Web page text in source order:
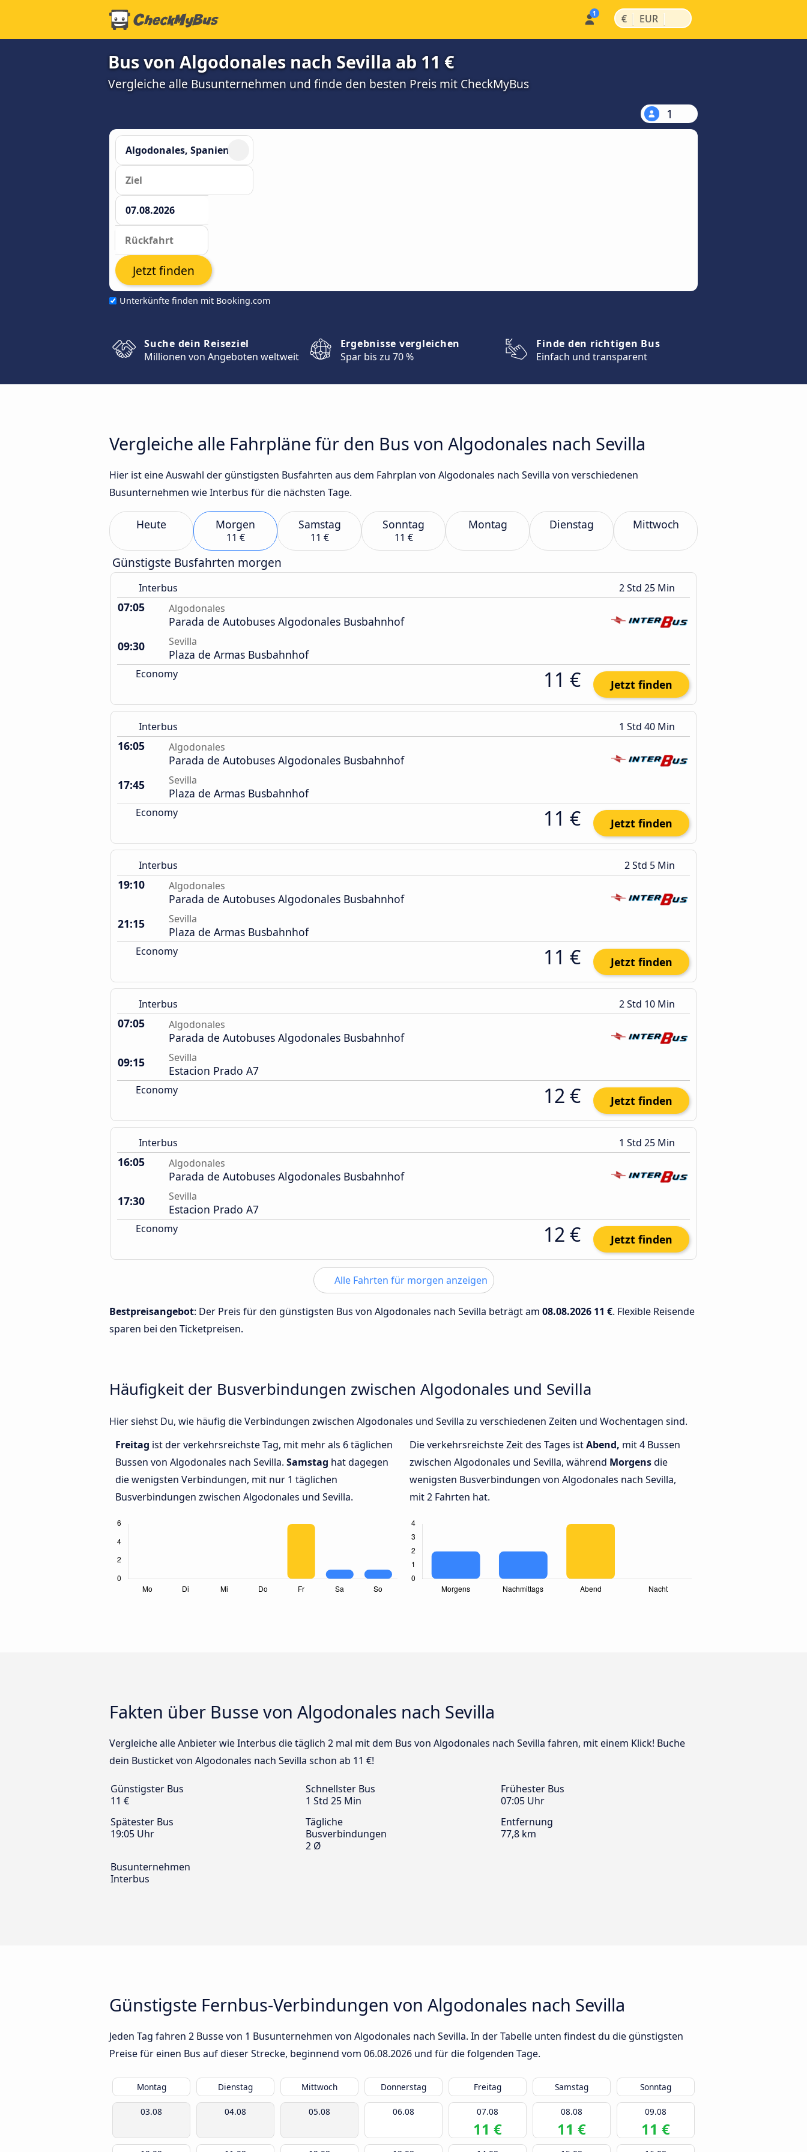
€ | EUR |
Bus von Algodonales nach Sevilla ab 11 €
Vergleiche alle Busunternehmen und finde den besten Preis mit CheckMyBus
1
Unterkünfte finden mit Booking.com
Jetzt finden
Suche dein Reiseziel
Millionen von Angeboten weltweit
Ergebnisse vergleichen
Spar bis zu 70 %
Finde den richtigen Bus
Einfach und transparent
Vergleiche alle Fahrpläne für den Bus von Algodonales nach Sevilla
Hier ist eine Auswahl der günstigsten Busfahrten aus dem Fahrplan von Algodonales nach Sevilla von verschiedenen
Busunternehmen wie Interbus für die nächsten Tage.
Heute Morgen
11 €
Samstag
11 €
Sonntag
11 €
Montag Dienstag Mittwoch
Günstigste Busfahrten morgen
Interbus 2 Std 25 Min
07:05 Algodonales
Parada de Autobuses Algodonales Busbahnhof
09:30
Sevilla
Plaza de Armas Busbahnhof
Economy 11 € Jetzt finden
Interbus 1 Std 40 Min
16:05 Algodonales
Parada de Autobuses Algodonales Busbahnhof
17:45
Sevilla
Plaza de Armas Busbahnhof
Economy 11 € Jetzt finden
Interbus 2 Std 5 Min
19:10 Algodonales
Parada de Autobuses Algodonales Busbahnhof
21:15
Sevilla
Plaza de Armas Busbahnhof
Economy 11 € Jetzt finden
Interbus 2 Std 10 Min
07:05 Algodonales
Parada de Autobuses Algodonales Busbahnhof
09:15
Sevilla
Estacion Prado A7
Economy 12 € Jetzt finden
Interbus 1 Std 25 Min
16:05 Algodonales
Parada de Autobuses Algodonales Busbahnhof
17:30
Sevilla
Estacion Prado A7
Economy 12 € Jetzt finden
Alle Fahrten für morgen anzeigen
Bestpreisangebot: Der Preis für den günstigsten Bus von Algodonales nach Sevilla beträgt am 08.08.2026 11 €. Flexible Reisende
sparen bei den Ticketpreisen.
Häufigkeit der Busverbindungen zwischen Algodonales und Sevilla
Hier siehst Du, wie häufig die Verbindungen zwischen Algodonales und Sevilla zu verschiedenen Zeiten und Wochentagen sind.
Freitag ist der verkehrsreichste Tag, mit mehr als 6 täglichen
Bussen von Algodonales nach Sevilla. Samstag hat dagegen
die wenigsten Verbindungen, mit nur 1 täglichen
Busverbindungen zwischen Algodonales und Sevilla.
Die verkehrsreichste Zeit des Tages istAbend, mit 4 Bussen
zwischen Algodonales und Sevilla, während Morgensdie
wenigsten Busverbindungen von Algodonales nach Sevilla,
mit 2 Fahrten hat.
Fakten über Busse von Algodonales nach Sevilla
Vergleiche alle Anbieter wie Interbus die täglich 2 mal mit dem Bus von Algodonales nach Sevilla fahren, mit einem Klick! Buche
dein Busticket von Algodonales nach Sevilla schon ab 11 €!
Günstigster Bus
11 €
Schnellster Bus
1 Std 25 Min
Frühester Bus
07:05 Uhr
Spätester Bus
19:05 Uhr
Tägliche
Busverbindungen
2 Ø
Entfernung
77,8 km
Busunternehmen
Interbus
Günstigste Fernbus-Verbindungen von Algodonales nach Sevilla
Jeden Tag fahren 2 Busse von 1 Busunternehmen von Algodonales nach Sevilla. In der Tabelle unten findest du die günstigsten
Preise für einen Bus auf dieser Strecke, beginnend vom 06.08.2026 und für die folgenden Tage.
Montag Dienstag Mittwoch Donnerstag Freitag Samstag Sonntag
03.08 04.08 05.08 06.08 07.08
11 €
08.08
11 €
09.08
11 €